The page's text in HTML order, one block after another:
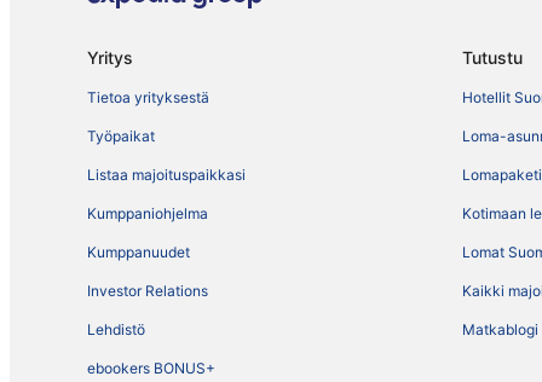
Yritys
Tietoa yrityksestä
Työpaikat
Listaa majoituspaikkasi
Kumppaniohjelma
Kumppanuudet
Investor Relations
Lehdistö
ebookers BONUS+
Tutustu
Hotellit
Loma-
Kotimaan
Lomat
Kaikki
Matkablogi